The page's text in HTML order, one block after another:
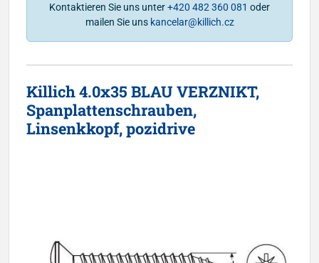
Kontaktieren Sie uns unter+420 482 360 081 oder
mailen Sie uns kancelar@killich.cz
Killich 4.0x35 BLAU VERZNIKT,
Spanplattenschrauben,
Linsenkkopf, pozidrive